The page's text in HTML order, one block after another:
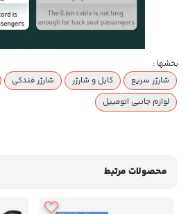
بخشها :
شارژر سریع
کابل و شارژر شارژر فندکی
لوازم جانبی اتومبیل
محصولات مرتبط